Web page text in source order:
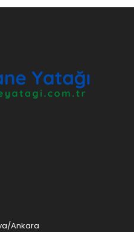
Ankara